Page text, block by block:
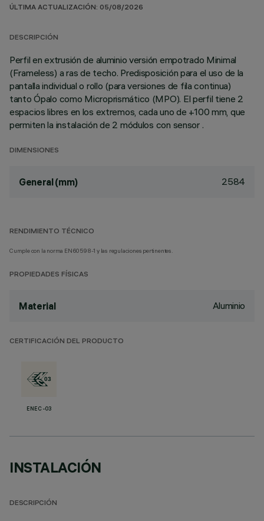
ÚLTIMA ACTUALIZACIÓN: 05/08/2026
DESCRIPCIÓN
Perfil en extrusión de aluminio versión empotrado Minimal
(Frameless) a ras de techo. Predisposición para el uso de la
pantalla individual o rollo (para versiones de fila continua)
tanto Ópalo como Microprismático (MPO). El perfil tiene 2
espacios libres en los extremos, cada uno de +100 mm, que
permiten la instalación de 2 módulos con sensor .
DIMENSIONES
General (mm) 2584
RENDIMIENTO TÉCNICO
Cumple con la norma EN60598-1 y las regulaciones pertinentes.
PROPIEDADES FÍSICAS
Material Aluminio
CERTIFICACIÓN DEL PRODUCTO
ENEC-03
INSTALACIÓN
DESCRIPCIÓN